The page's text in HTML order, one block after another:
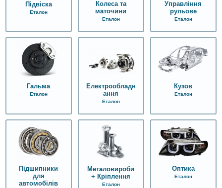
Підвіска
Еталон
Колеса та
маточини
Еталон
Управління
рульове
Еталон
Гальма
Еталон
Електрообладн
ання
Еталон
Кузов
Еталон
Підшипники
для
автомобілів
Металовироби
+ Кріплення
Еталон
Оптика
Еталон